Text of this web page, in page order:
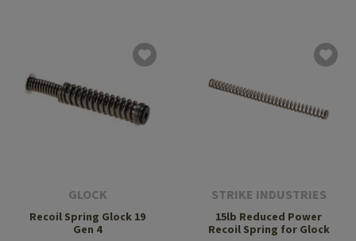
GLOCK
Recoil Spring Glock 19
Gen 4
STRIKE INDUSTRIES
15lb Reduced Power
Recoil Spring for Glock